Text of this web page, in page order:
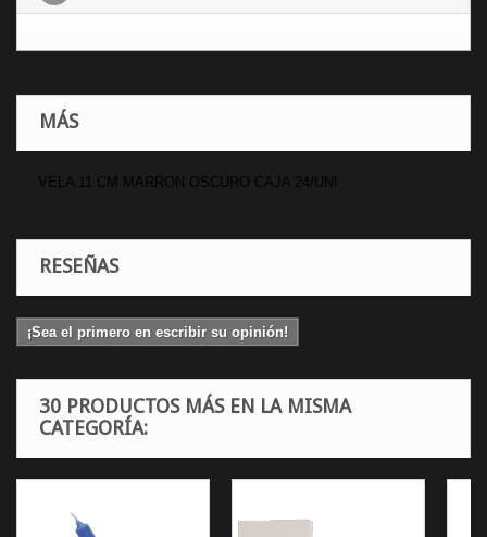
MÁS
VELA 11 CM MARRON OSCURO CAJA 24/UNI
RESEÑAS
¡Sea el primero en escribir su opinión!
30 PRODUCTOS MÁS EN LA MISMA
CATEGORÍA: